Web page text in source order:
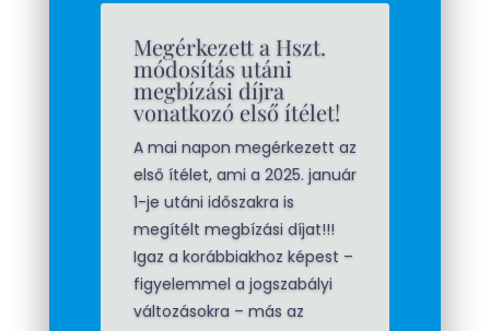
Most érdemes kiállnia
mindenkinek a
jogaiért!
2025. január 1-től
módosultak a megbízási díj
feltételei, hatályon kívül
helyezték a Hszt. azon
rendelkezését, amely szerint
a beosztáshoz nem tartozó